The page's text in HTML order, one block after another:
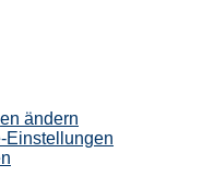
ändern
Einstellungen